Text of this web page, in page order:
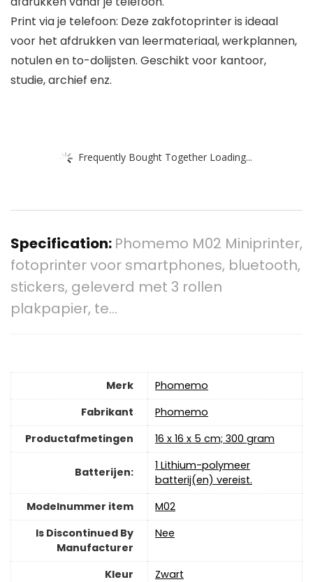
Print via je telefoon: Deze zakfotoprinter is ideaal
voor het afdrukken van leermateriaal, werkplannen,
notulen en to-dolijsten. Geschikt voor kantoor,
studie, archief enz.
Frequently Bought Together Loading...
Specification: Phomemo M02 Miniprinter,
fotoprinter voor smartphones, bluetooth,
stickers, geleverd met 3 rollen
plakpapier, te…
Merk
‎Phomemo
Fabrikant
‎Phomemo
Productafmetingen
‎16 x 16 x 5 cm; 300 gram
Batterijen:
‎1 Lithium-polymeer
batterij(en) vereist.
Modelnummer item
‎M02
Is Discontinued By
Manufacturer
‎Nee
Kleur
‎Zwart